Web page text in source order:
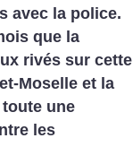
avec la police.
que la
rivés sur cette
Moselle et la
toute une
les